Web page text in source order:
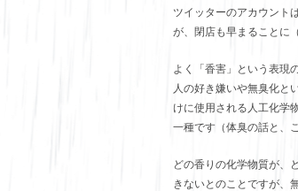
ツイッターのアカウント
が、閉店も早まることに
よく「香害」という表現
人の好き嫌いや無臭化と
けに使用される人工化学
一種です（体臭の話と、
どの香りの化学物質が、
きないとのことですが、